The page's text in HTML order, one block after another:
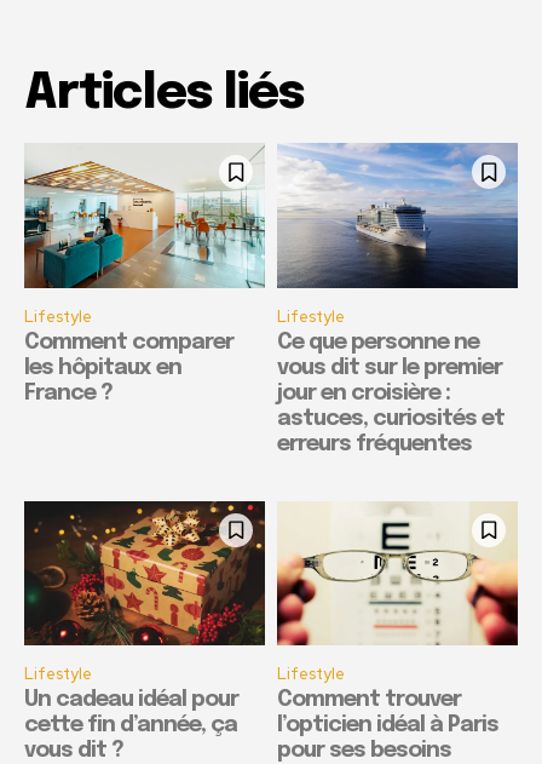
Articles liés
Lifestyle
Comment comparer
les hôpitaux en
France ?
Lifestyle
Ce que personne ne
vous dit sur le premier
jour en croisière :
astuces, curiosités et
erreurs fréquentes
Lifestyle
Un cadeau idéal pour
cette fin d’année, ça
vous dit ?
Lifestyle
Comment trouver
l’opticien idéal à Paris
pour ses besoins